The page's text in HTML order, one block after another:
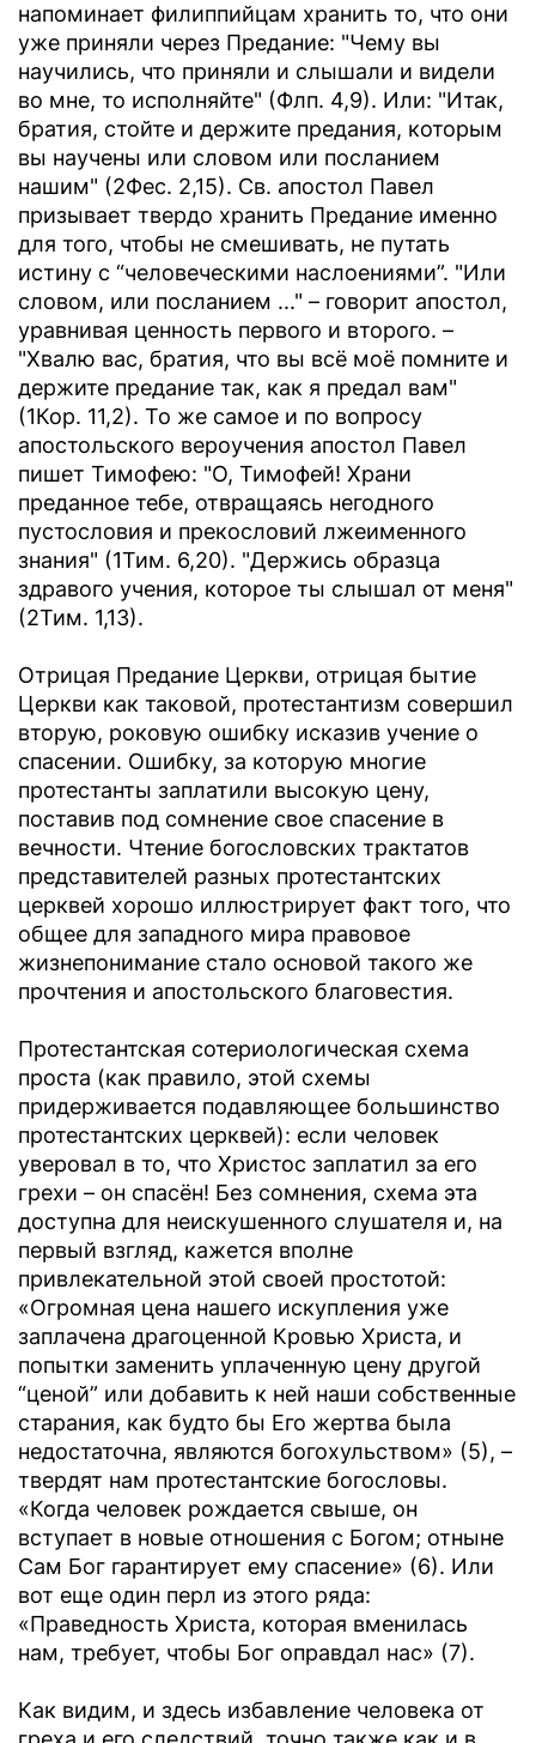
напоминает филиппийцам хранить то, что они
уже приняли через Предание: "Чему вы
научились, что приняли и слышали и видели
во мне, то исполняйте" (Флп. 4,9). Или: "Итак,
братия, стойте и держите предания, которым
вы научены или словом или посланием
нашим" (2Фес. 2,15). Св. апостол Павел
призывает твердо хранить Предание именно
для того, чтобы не смешивать, не путать
истину с “человеческими наслоениями”. "Или
словом, или посланием ..." – говорит апостол,
уравнивая ценность первого и второго. –
"Хвалю вас, братия, что вы всё моё помните и
держите предание так, как я предал вам"
(1Кор. 11,2). То же самое и по вопросу
апостольского вероучения апостол Павел
пишет Тимофею: "О, Тимофей! Храни
преданное тебе, отвращаясь негодного
пустословия и прекословий лжеименного
знания" (1Тим. 6,20). "Держись образца
здравого учения, которое ты слышал от меня"
(2Тим. 1,13).
Отрицая Предание Церкви, отрицая бытие
Церкви как таковой, протестантизм совершил
вторую, роковую ошибку исказив учение о
спасении. Ошибку, за которую многие
протестанты заплатили высокую цену,
поставив под сомнение свое спасение в
вечности. Чтение богословских трактатов
представителей разных протестантских
церквей хорошо иллюстрирует факт того, что
общее для западного мира правовое
жизнепонимание стало основой такого же
прочтения и апостольского благовестия.
Протестантская сотериологическая схема
проста (как правило, этой схемы
придерживается подавляющее большинство
протестантских церквей): если человек
уверовал в то, что Христос заплатил за его
грехи – он спасён! Без сомнения, схема эта
доступна для неискушенного слушателя и, на
первый взгляд, кажется вполне
привлекательной этой своей простотой:
«Огромная цена нашего искупления уже
заплачена драгоценной Кровью Христа, и
попытки заменить уплаченную цену другой
“ценой” или добавить к ней наши собственные
старания, как будто бы Его жертва была
недостаточна, являются богохульством» (5), –
твердят нам протестантские богословы.
«Когда человек рождается свыше, он
вступает в новые отношения с Богом; отныне
Сам Бог гарантирует ему спасение» (6). Или
вот еще один перл из этого ряда:
«Праведность Христа, которая вменилась
нам, требует, чтобы Бог оправдал нас» (7).
Как видим, и здесь избавление человека от